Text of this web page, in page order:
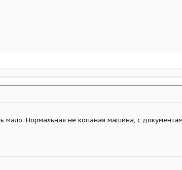
Нормальная не копаная машина, с